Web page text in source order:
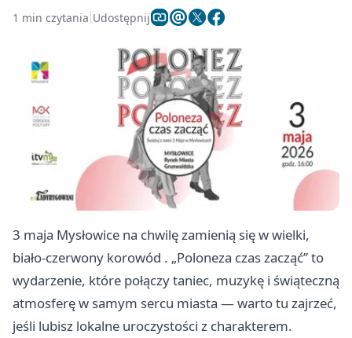
1 min czytania Udostępnij
3 maja Mysłowice na chwilę zamienią się w wielki,
biało-czerwony korowód . „Poloneza czas zacząć” to
wydarzenie, które połączy taniec, muzykę i świąteczną
atmosferę w samym sercu miasta — warto tu zajrzeć,
jeśli lubisz lokalne uroczystości z charakterem.